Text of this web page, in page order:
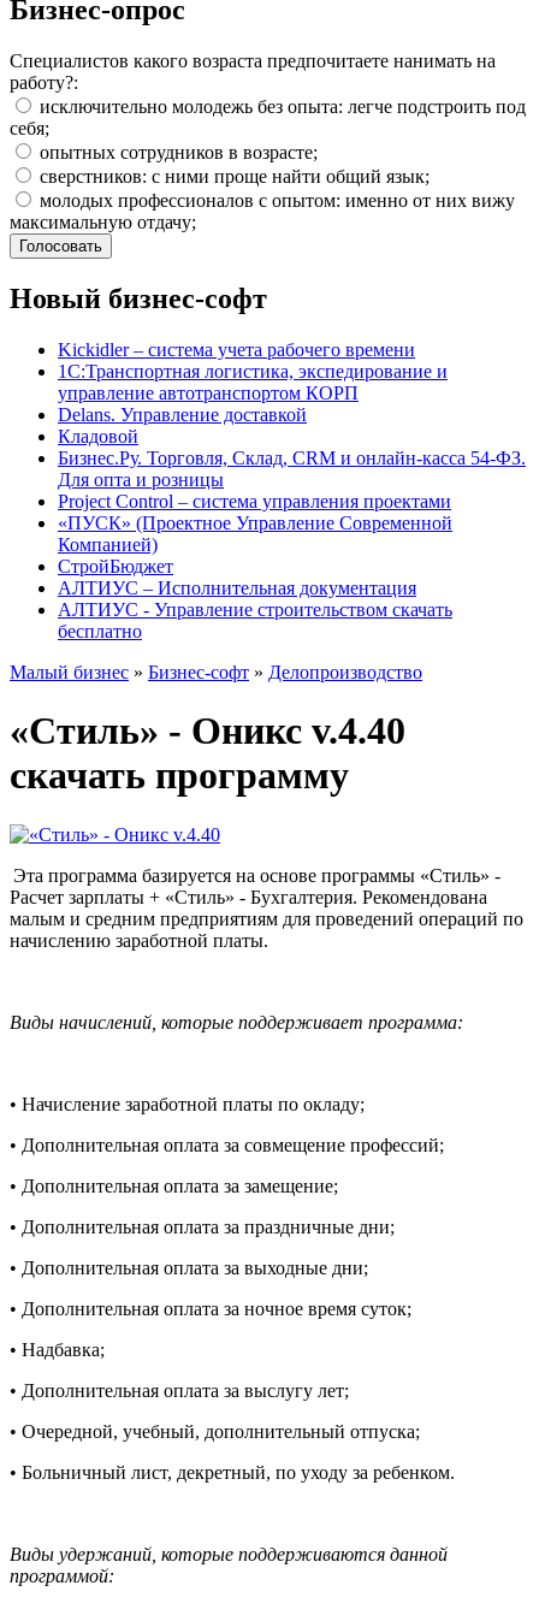
Бизнес-опрос
Специалистов какого возраста предпочитаете нанимать на
работу?:
исключительно молодежь без опыта: легче подстроить под
себя;
опытных сотрудников в возрасте;
сверстников: с ними проще найти общий язык;
молодых профессионалов с опытом: именно от них вижу
максимальную отдачу;
Новый бизнес-софт
Kickidler – система учета рабочего времени
1С:Транспортная логистика, экспедирование и
управление автотранспортом КОРП
Delans. Управление доставкой
Кладовой
Бизнес.Ру. Торговля, Склад, CRM и онлайн-касса 54-ФЗ.
Для опта и розницы
Project Сontrol – система управления проектами
«ПУСК» (Проектное Управление Современной
Компанией)
СтройБюджет
АЛТИУС – Исполнительная документация
АЛТИУС - Управление строительством скачать
бесплатно
Малый бизнес » Бизнес-софт » Делопроизводство
«Стиль» - Оникс v.4.40
скачать программу
Эта программа базируется на основе программы «Стиль» -
Расчет зарплаты + «Стиль» - Бухгалтерия. Рекомендована
малым и средним предприятиям для проведений операций по
начислению заработной платы.
Виды начислений, которые поддерживает программа:
• Начисление заработной платы по окладу;
• Дополнительная оплата за совмещение профессий;
• Дополнительная оплата за замещение;
• Дополнительная оплата за праздничные дни;
• Дополнительная оплата за выходные дни;
• Дополнительная оплата за ночное время суток;
• Надбавка;
• Дополнительная оплата за выслугу лет;
• Очередной, учебный, дополнительный отпуска;
• Больничный лист, декретный, по уходу за ребенком.
Виды удержаний, которые поддерживаются данной
программой: